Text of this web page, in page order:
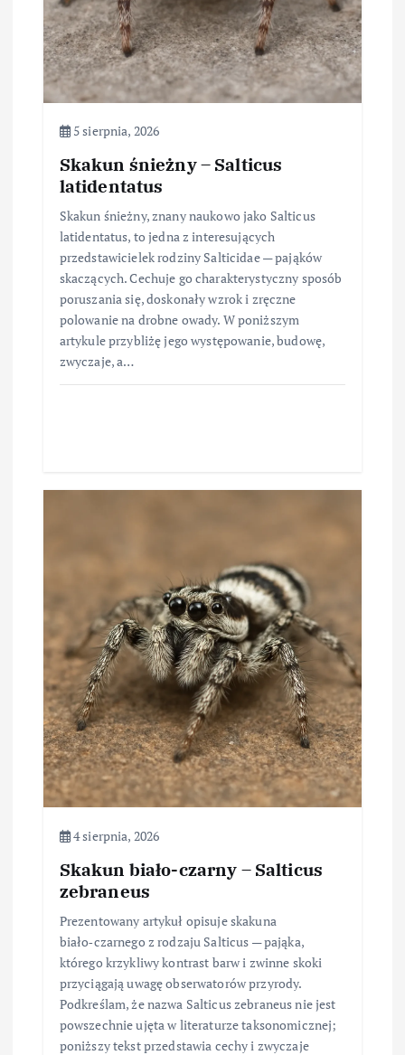
s
u
5 sierpnia, 2026
Skakun śnieżny – Salticus
latidentatus
Skakun śnieżny, znany naukowo jako Salticus
latidentatus, to jedna z interesujących
przedstawicielek rodziny Salticidae — pająków
skaczących. Cechuje go charakterystyczny sposób
poruszania się, doskonały wzrok i zręczne
polowanie na drobne owady. W poniższym
artykule przybliżę jego występowanie, budowę,
zwyczaje, a…
4 sierpnia, 2026
Skakun biało-czarny – Salticus
zebraneus
Prezentowany artykuł opisuje skakuna
biało‑czarnego z rodzaju Salticus — pająka,
którego krzykliwy kontrast barw i zwinne skoki
przyciągają uwagę obserwatorów przyrody.
Podkreślam, że nazwa Salticus zebraneus nie jest
powszechnie ujęta w literaturze taksonomicznej;
poniższy tekst przedstawia cechy i zwyczaje